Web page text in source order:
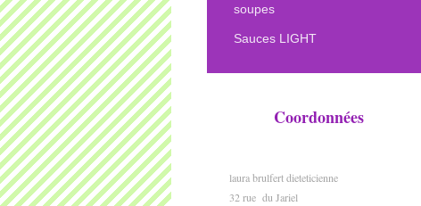
soupes
Sauces LIGHT
Coordonnées
laura brulfert dieteticienne
32 rue du Jariel